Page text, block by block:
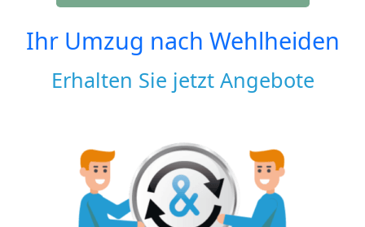
Ihr Umzug nach Wehlheiden
Erhalten Sie jetzt Angebote